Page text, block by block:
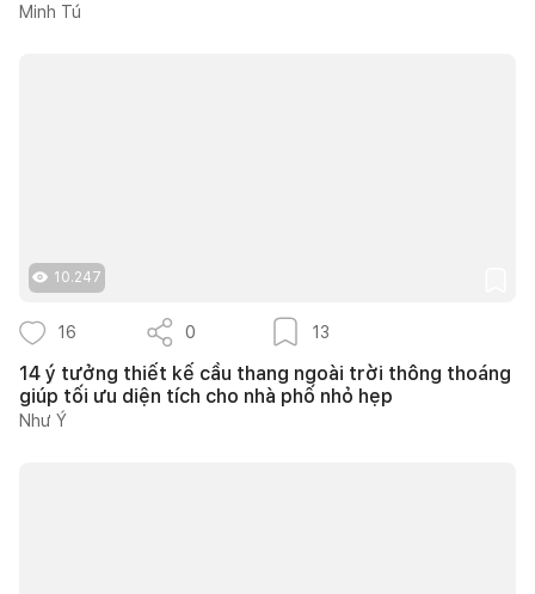
Minh Tú
10.247
16 0 13
14 ý tưởng thiết kế cầu thang ngoài trời thông thoáng
giúp tối ưu diện tích cho nhà phố nhỏ hẹp
Như Ý